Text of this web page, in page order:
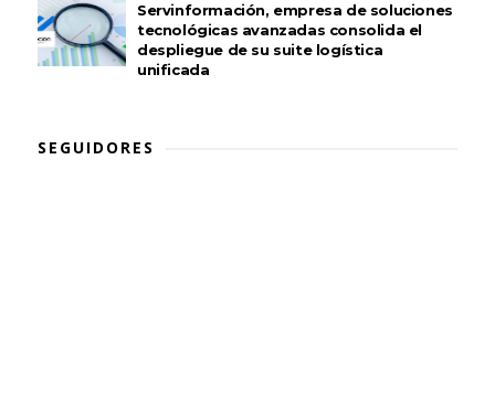
Servinformación, empresa de soluciones
tecnológicas avanzadas consolida el
despliegue de su suite logística
unificada
SEGUIDORES